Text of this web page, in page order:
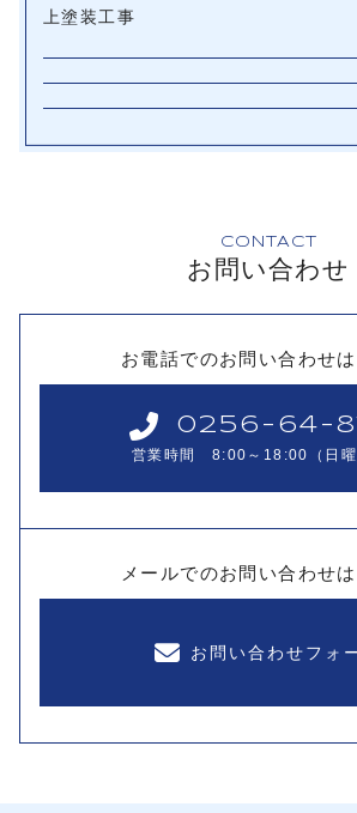
上塗装工事
CONTACT
お問い合わせ
お電話でのお問い合わせ
0256-64-
営業時間 8:00～18:00（日曜
メールでのお問い合わせ
お問い合わせフォ